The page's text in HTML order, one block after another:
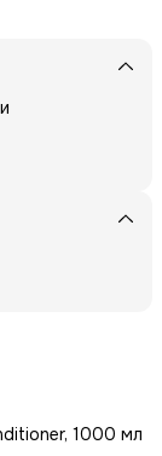
1000 мл